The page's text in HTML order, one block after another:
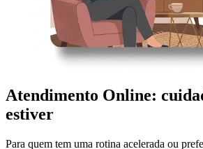
Atendimento Online:
estiver
Para quem tem uma rotina acelerada ou